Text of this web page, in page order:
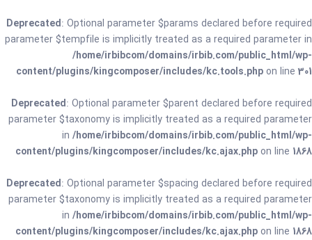
Deprecated: Optional parameter $params declared before required
parameter $tempfile is implicitly treated as a required parameter in
/home/irbibcom/domains/irbib.com/public_html/wp-
content/plugins/kingcomposer/includes/kc.tools.phpon line 301
Deprecated: Optional parameter $parent declared before required
parameter $taxonomy is implicitly treated as a required parameter
in /home/irbibcom/domains/irbib.com/public_html/wp-
content/plugins/kingcomposer/includes/kc.ajax.phpon line 1868
Deprecated: Optional parameter $spacing declared before required
parameter $taxonomy is implicitly treated as a required parameter
in /home/irbibcom/domains/irbib.com/public_html/wp-
content/plugins/kingcomposer/includes/kc.ajax.phpon line 1868